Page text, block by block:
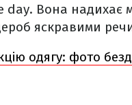
day. Вона надихає
яскравими
одягу: фото